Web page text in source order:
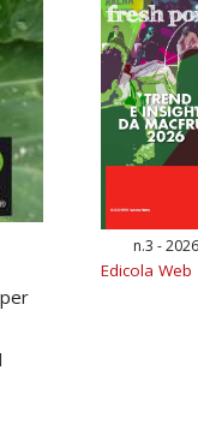
n.3 - 2026
Edicola Web